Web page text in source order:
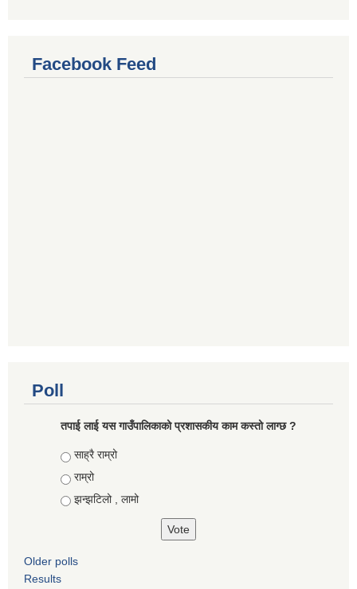
Facebook Feed
Poll
तपाई लाई यस गाउँपालिकाको प्रशासकीय काम कस्तो लाग्छ ?
Choices
साह्रै राम्रो
राम्रो
झन्झटिलो , लामो
Older polls
Results